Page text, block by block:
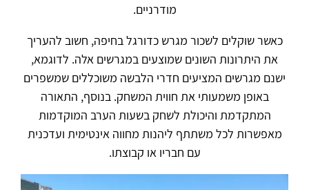
מודרניים.
כאשר שוקלים לשכור מגרש כדורגל בחיפה, חשוב להעריך
את היתרונות השונים שמוצעים במגרשים אלה. לדוגמא,
ישנם מגרשים המציעים חדרי הלבשה משוכללים שמשפרים
באופן משמעותי את חווית המשחק. בנוסף, התאורה
המתקדמת והיכולת לשחק בשעות הערב המוקדמות
מאפשרות לכל משתתף ליהנות מחווה אינטימית ועדכנית
עם חבריו או קבוצתו.